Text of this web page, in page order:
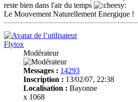
reste bien dans l'air du temps
Le Mouvement Naturellement Energique !
Flytox
Modérateur
Messages : 14293
Inscription : 13/02/07, 22:38
Localisation : Bayonne
x 1068